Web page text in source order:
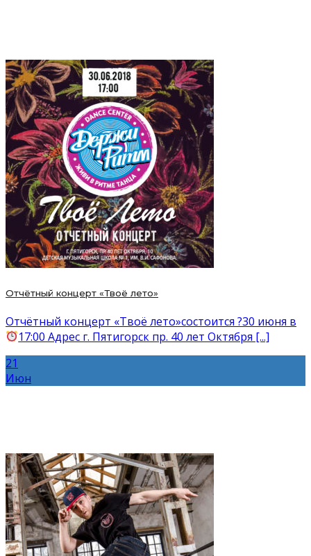
Отчётный концерт «Твоё лето»
Отчётный концерт «Твоё лето»состоится ?30 июня в
17:00 Адрес г. Пятигорск пр. 40 лет Октября [...]
21
Июн